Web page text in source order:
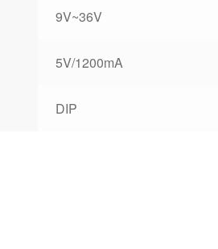
9V~36V
5V/1200mA
DIP